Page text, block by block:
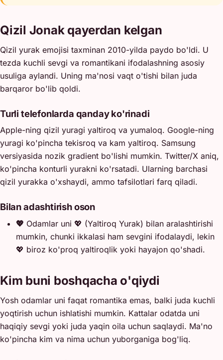
Qizil Jonak qayerdan kelgan
Qizil yurak emojisi taxminan 2010-yilda paydo bo'ldi. U
tezda kuchli sevgi va romantikani ifodalashning asosiy
usuliga aylandi. Uning ma'nosi vaqt o'tishi bilan juda
barqaror bo'lib qoldi.
Turli telefonlarda qanday ko'rinadi
Apple-ning qizil yuragi yaltiroq va yumaloq. Google-ning
yuragi ko'pincha tekisroq va kam yaltiroq. Samsung
versiyasida nozik gradient bo'lishi mumkin. Twitter/X aniq,
ko'pincha konturli yurakni ko'rsatadi. Ularning barchasi
qizil yurakka o'xshaydi, ammo tafsilotlari farq qiladi.
Bilan adashtirish oson
💖 Odamlar uni 💖 (Yaltiroq Yurak) bilan aralashtirishi
mumkin, chunki ikkalasi ham sevgini ifodalaydi, lekin
💖 biroz ko'proq yaltiroqlik yoki hayajon qo'shadi.
Kim buni boshqacha o'qiydi
Yosh odamlar uni faqat romantika emas, balki juda kuchli
yoqtirish uchun ishlatishi mumkin. Kattalar odatda uni
haqiqiy sevgi yoki juda yaqin oila uchun saqlaydi. Ma'no
ko'pincha kim va nima uchun yuborganiga bog'liq.